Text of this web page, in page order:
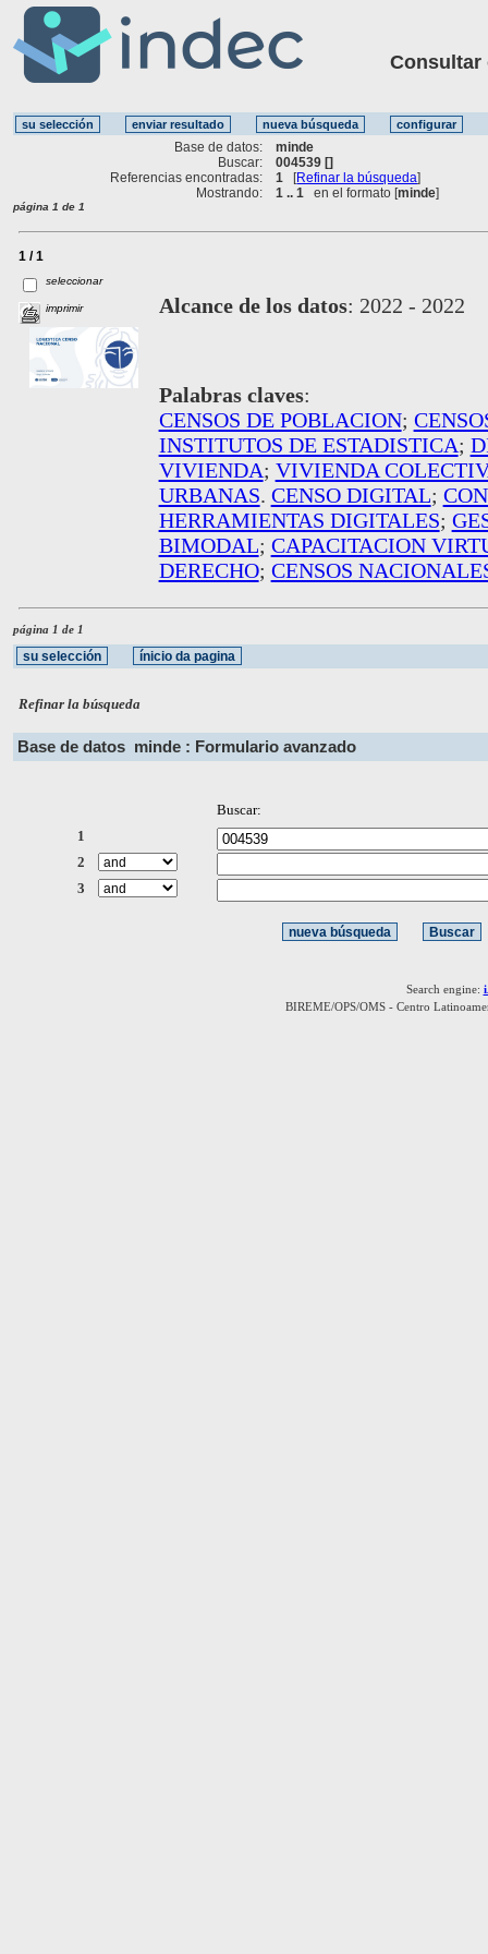
Consultar
Base de datos:
minde
Buscar:
004539 []
Referencias encontradas:
1 [Refinar la búsqueda]
Mostrando:
1 .. 1 en el formato [minde]
página 1 de 1
1 / 1
seleccionar
imprimir Alcance de los datos: 2022 - 2022
Palabras claves:
CENSOS DE POBLACION;
INSTITUTOS DE ESTADISTICA;
VIVIENDA; VIVIENDA
URBANAS. CENSO DIGITAL;
HERRAMIENTAS DIGITALES;
BIMODAL; CAPACITACION
DERECHO; CENSOS
página 1 de 1
Refinar la búsqueda
Base de datos minde : Formulario avanzado
Buscar:
1
2
3
Search engine:
BIREME/OPS/OMS - Centro